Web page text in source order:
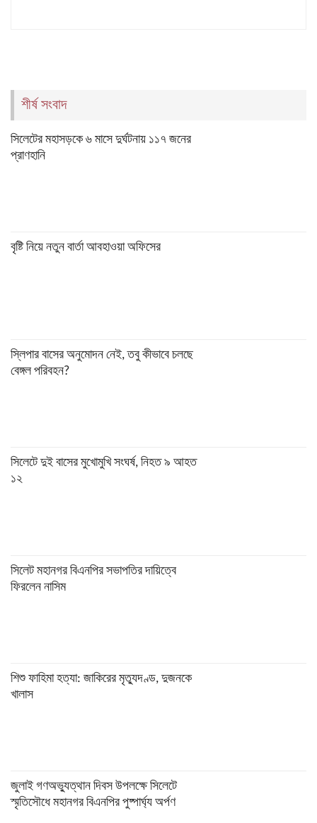
শীর্ষ সংবাদ
সিলেটের মহাসড়কে ৬ মাসে দুর্ঘটনায় ১১৭ জনের
প্রাণহানি
বৃষ্টি নিয়ে নতুন বার্তা আবহাওয়া অফিসের
স্লিপার বাসের অনুমোদন নেই, তবু কীভাবে চলছে
বেঙ্গল পরিবহন?
সিলেটে দুই বাসের মুখোমুখি সংঘর্ষ, নিহত ৯ আহত
১২
সিলেট মহানগর বিএনপির সভাপতির দায়িত্বে
ফিরলেন নাসিম
শিশু ফাহিমা হত্যা: জাকিরের মৃত্যুদণ্ড, দুজনকে
খালাস
জুলাই গণঅভ্যুত্থান দিবস উপলক্ষে সিলেটে
স্মৃতিসৌধে মহানগর বিএনপির পুষ্পার্ঘ্য অর্পণ